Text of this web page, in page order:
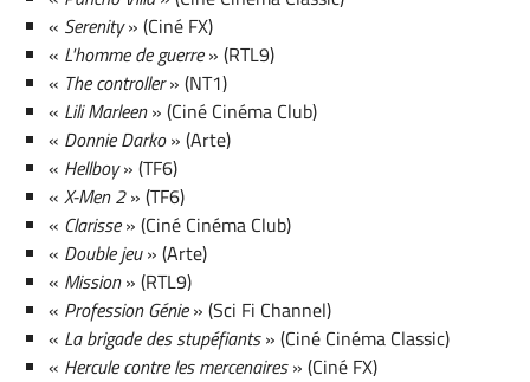
« Serenity» (Ciné FX)
« L'homme de guerre» (RTL9)
« The controller» (NT1)
« Lili Marleen» (Ciné Cinéma Club)
« Donnie Darko» (Arte)
« Hellboy» (TF6)
«X-Men 2» (TF6)
« Clarisse» (Ciné Cinéma Club)
« Double jeu» (Arte)
« Mission» (RTL9)
« Profession Génie» (Sci Fi Channel)
« La brigade des stupéfiants» (Ciné Cinéma Classic)
« Hercule contre les mercenaires» (Ciné FX)